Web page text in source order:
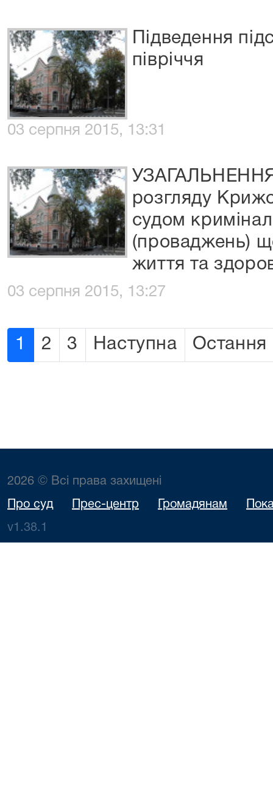
Підведення
півріччя
03 серпня 2015, 13:31
УЗАГАЛЬНЕННЯ
розгляду
судом
(проваджень)
життя та
03 серпня 2015, 13:27
1 2 3 Наступна Остання
2026 © Всі права захищені
Про суд Прес-центр Громадянам
v1.38.1